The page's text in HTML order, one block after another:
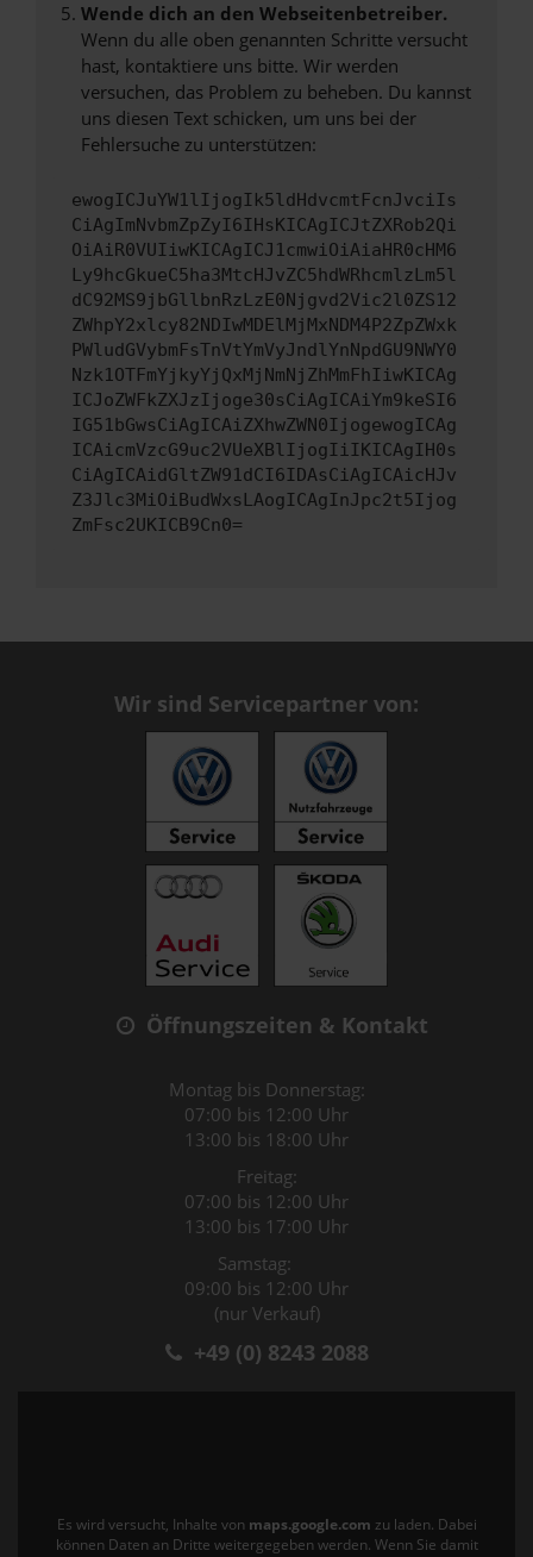
Wende dich an den Webseitenbetreiber.
Wenn du alle oben genannten Schritte versucht
hast, kontaktiere uns bitte. Wir werden
versuchen, das Problem zu beheben. Du kannst
uns diesen Text schicken, um uns bei der
Fehlersuche zu unterstützen:
ewogICJuYW1lIjogIk5ldHdvcmtFcnJvciIs
CiAgImNvbmZpZyI6IHsKICAgICJtZXRob2Qi
OiAiR0VUIiwKICAgICJ1cmwiOiAiaHR0cHM6
Ly9hcGkueC5ha3MtcHJvZC5hdWRhcmlzLm5l
dC92MS9jbGllbnRzLzE0Njgvd2Vic2l0ZS12
ZWhpY2xlcy82NDIwMDElMjMxNDM4P2ZpZWxk
PWludGVybmFsTnVtYmVyJndlYnNpdGU9NWY0
Nzk1OTFmYjkyYjQxMjNmNjZhMmFhIiwKICAg
ICJoZWFkZXJzIjoge30sCiAgICAiYm9keSI6
IG51bGwsCiAgICAiZXhwZWN0IjogewogICAg
ICAicmVzcG9uc2VUeXBlIjogIiIKICAgIH0s
CiAgICAidGltZW91dCI6IDAsCiAgICAicHJv
Z3Jlc3MiOiBudWxsLAogICAgInJpc2t5Ijog
ZmFsc2UKICB9Cn0=
Wir sind Servicepartner von:
Öffnungszeiten & Kontakt
Montag bis Donnerstag:
07:00 bis 12:00 Uhr
13:00 bis 18:00 Uhr
Freitag:
07:00 bis 12:00 Uhr
13:00 bis 17:00 Uhr
Samstag:
09:00 bis 12:00 Uhr
(nur Verkauf)
+49 (0) 8243 2088
Es wird versucht, Inhalte von maps.google.com zu laden. Dabei
können Daten an Dritte weitergegeben werden. Wenn Sie damit